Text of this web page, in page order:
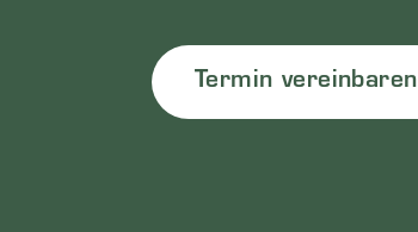
Termin vereinbaren